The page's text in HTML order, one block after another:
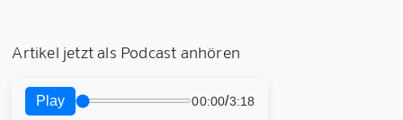
Artikel jetzt als Podcast anhören
Play 00:00/3:18